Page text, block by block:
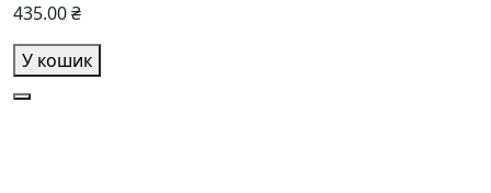
435.00 ₴
У кошик